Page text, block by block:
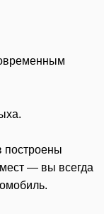
построены
— вы всегда